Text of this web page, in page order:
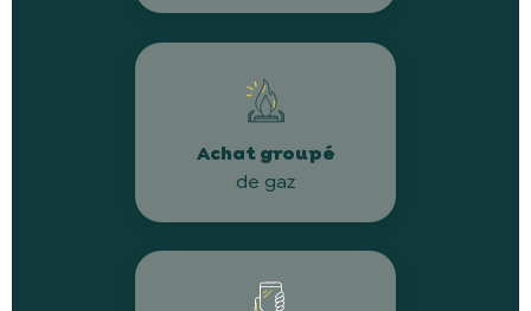
Achat groupé
de gaz